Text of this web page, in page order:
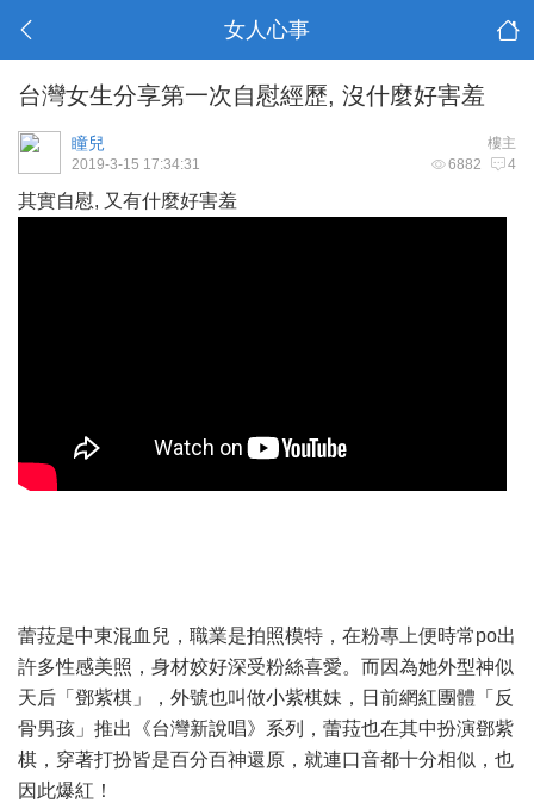
女人心事
台灣女生分享第一次自慰經歷, 沒什麼好害羞
樓主
瞳兒
6882 4
2019-3-15 17:34:31
其實自慰, 又有什麼好害羞
蕾菈是中東混血兒，職業是拍照模特，在粉專上便時常po出
許多性感美照，身材姣好深受粉絲喜愛。而因為她外型神似
天后「鄧紫棋」，外號也叫做小紫棋妹，日前網紅團體「反
骨男孩」推出《台灣新說唱》系列，蕾菈也在其中扮演鄧紫
棋，穿著打扮皆是百分百神還原，就連口音都十分相似，也
因此爆紅！